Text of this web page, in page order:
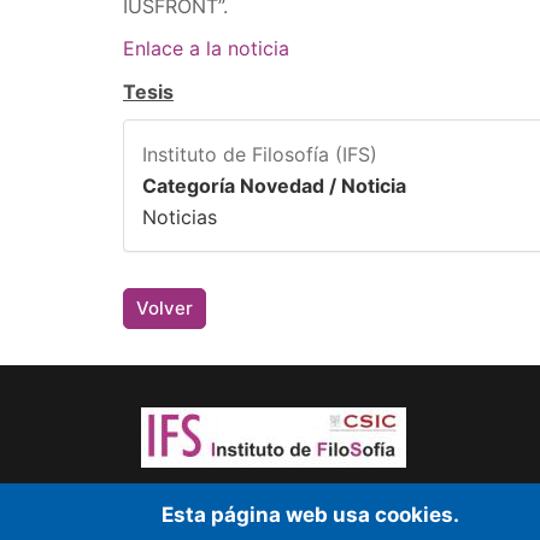
IUSFRONT”.
Enlace a la noticia
Tesis
Instituto de Filosofía (IFS)
Categoría Novedad / Noticia
Noticias
Volver
Esta página web usa cookies.